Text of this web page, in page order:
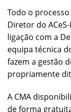
Todo o
Diretor do
ligação com a
equipa técnica
fazem a gestão
propriamente
A CMA
de forma